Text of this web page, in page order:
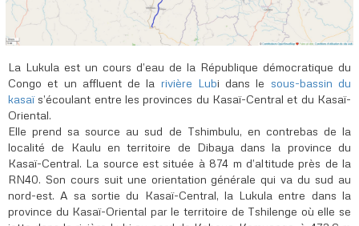
La Lukula est un cours d’eau de la République démocratique du
Congo et un affluent de la rivière Lubi dans le sous-bassin du
kasaïs’écoulant entre les provinces du Kasaï-Central et du Kasaï-
Oriental.
Elle prend sa source au sud de Tshimbulu, en contrebas de la
localité de Kaulu en territoire de Dibaya dans la province du
Kasaï-Central. La source est située à 874 m d’altitude près de la
RN40. Son cours suit une orientation générale qui va du sud au
nord-est. A sa sortie du Kasaï-Central, la Lukula entre dans la
province du Kasaï-Oriental par le territoire de Tshilenge où elle se